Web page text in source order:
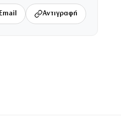
Email Αντιγραφή